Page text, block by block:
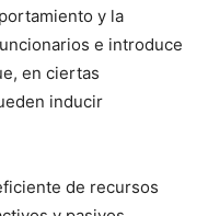
y la
e introduce
en ciertas
inducir
de recursos